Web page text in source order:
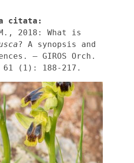
citata:
? A synopsis and
– GIROS Orch.
(1): 188-217.